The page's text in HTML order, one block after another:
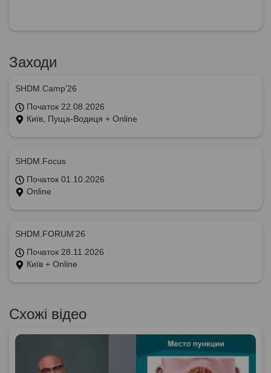
Заходи
SHDM.Camp’26
Початок 22.08.2026
Київ, Пуща-Водиця + Online
SHDM.Focus
Початок 01.10.2026
Online
SHDM.FORUM’26
Початок 28.11.2026
Київ + Online
Схожі відео